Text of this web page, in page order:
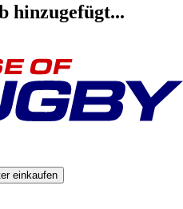
hinzugefügt...
einkaufen